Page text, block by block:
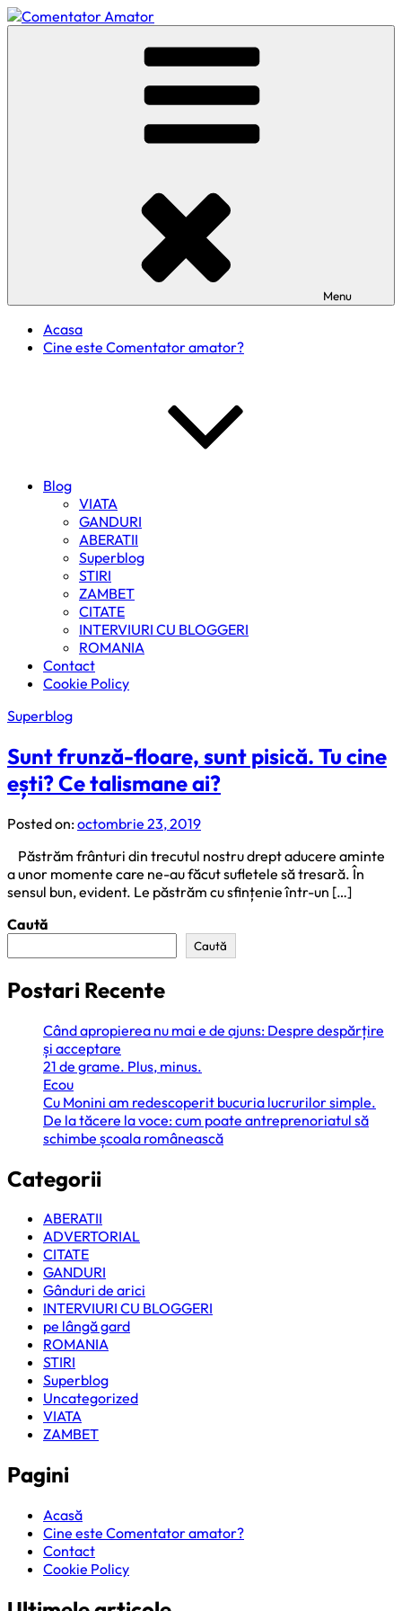
Skip
to
Menu
Acasa
Cine este Comentator amator?
Blog
VIATA
GANDURI
ABERATII
Superblog
STIRI
ZAMBET
CITATE
INTERVIURI CU BLOGGERI
ROMANIA
Contact
Cookie Policy
Superblog
Sunt frunză-floare, sunt pisică. Tu cine
ești? Ce talismane ai?
Posted on:octombrie 23, 2019
Păstrăm frânturi din trecutul nostru drept aducere aminte
a unor momente care ne-au făcut sufletele să tresară. În
sensul bun, evident. Le păstrăm cu sfințenie într-un […]
Caută
Caută
Postari Recente
Când apropierea nu mai e de ajuns: Despre despărțire
și acceptare
21 de grame. Plus, minus.
Ecou
Cu Monini am redescoperit bucuria lucrurilor simple.
De la tăcere la voce: cum poate antreprenoriatul să
schimbe școala românească
Categorii
ABERATII
ADVERTORIAL
CITATE
GANDURI
Gânduri de arici
INTERVIURI CU BLOGGERI
pe lângă gard
ROMANIA
STIRI
Superblog
Uncategorized
VIATA
ZAMBET
Pagini
Acasă
Cine este Comentator amator?
Contact
Cookie Policy